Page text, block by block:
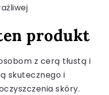
produkt
z cerą tłustą i
skutecznego i
skóry.